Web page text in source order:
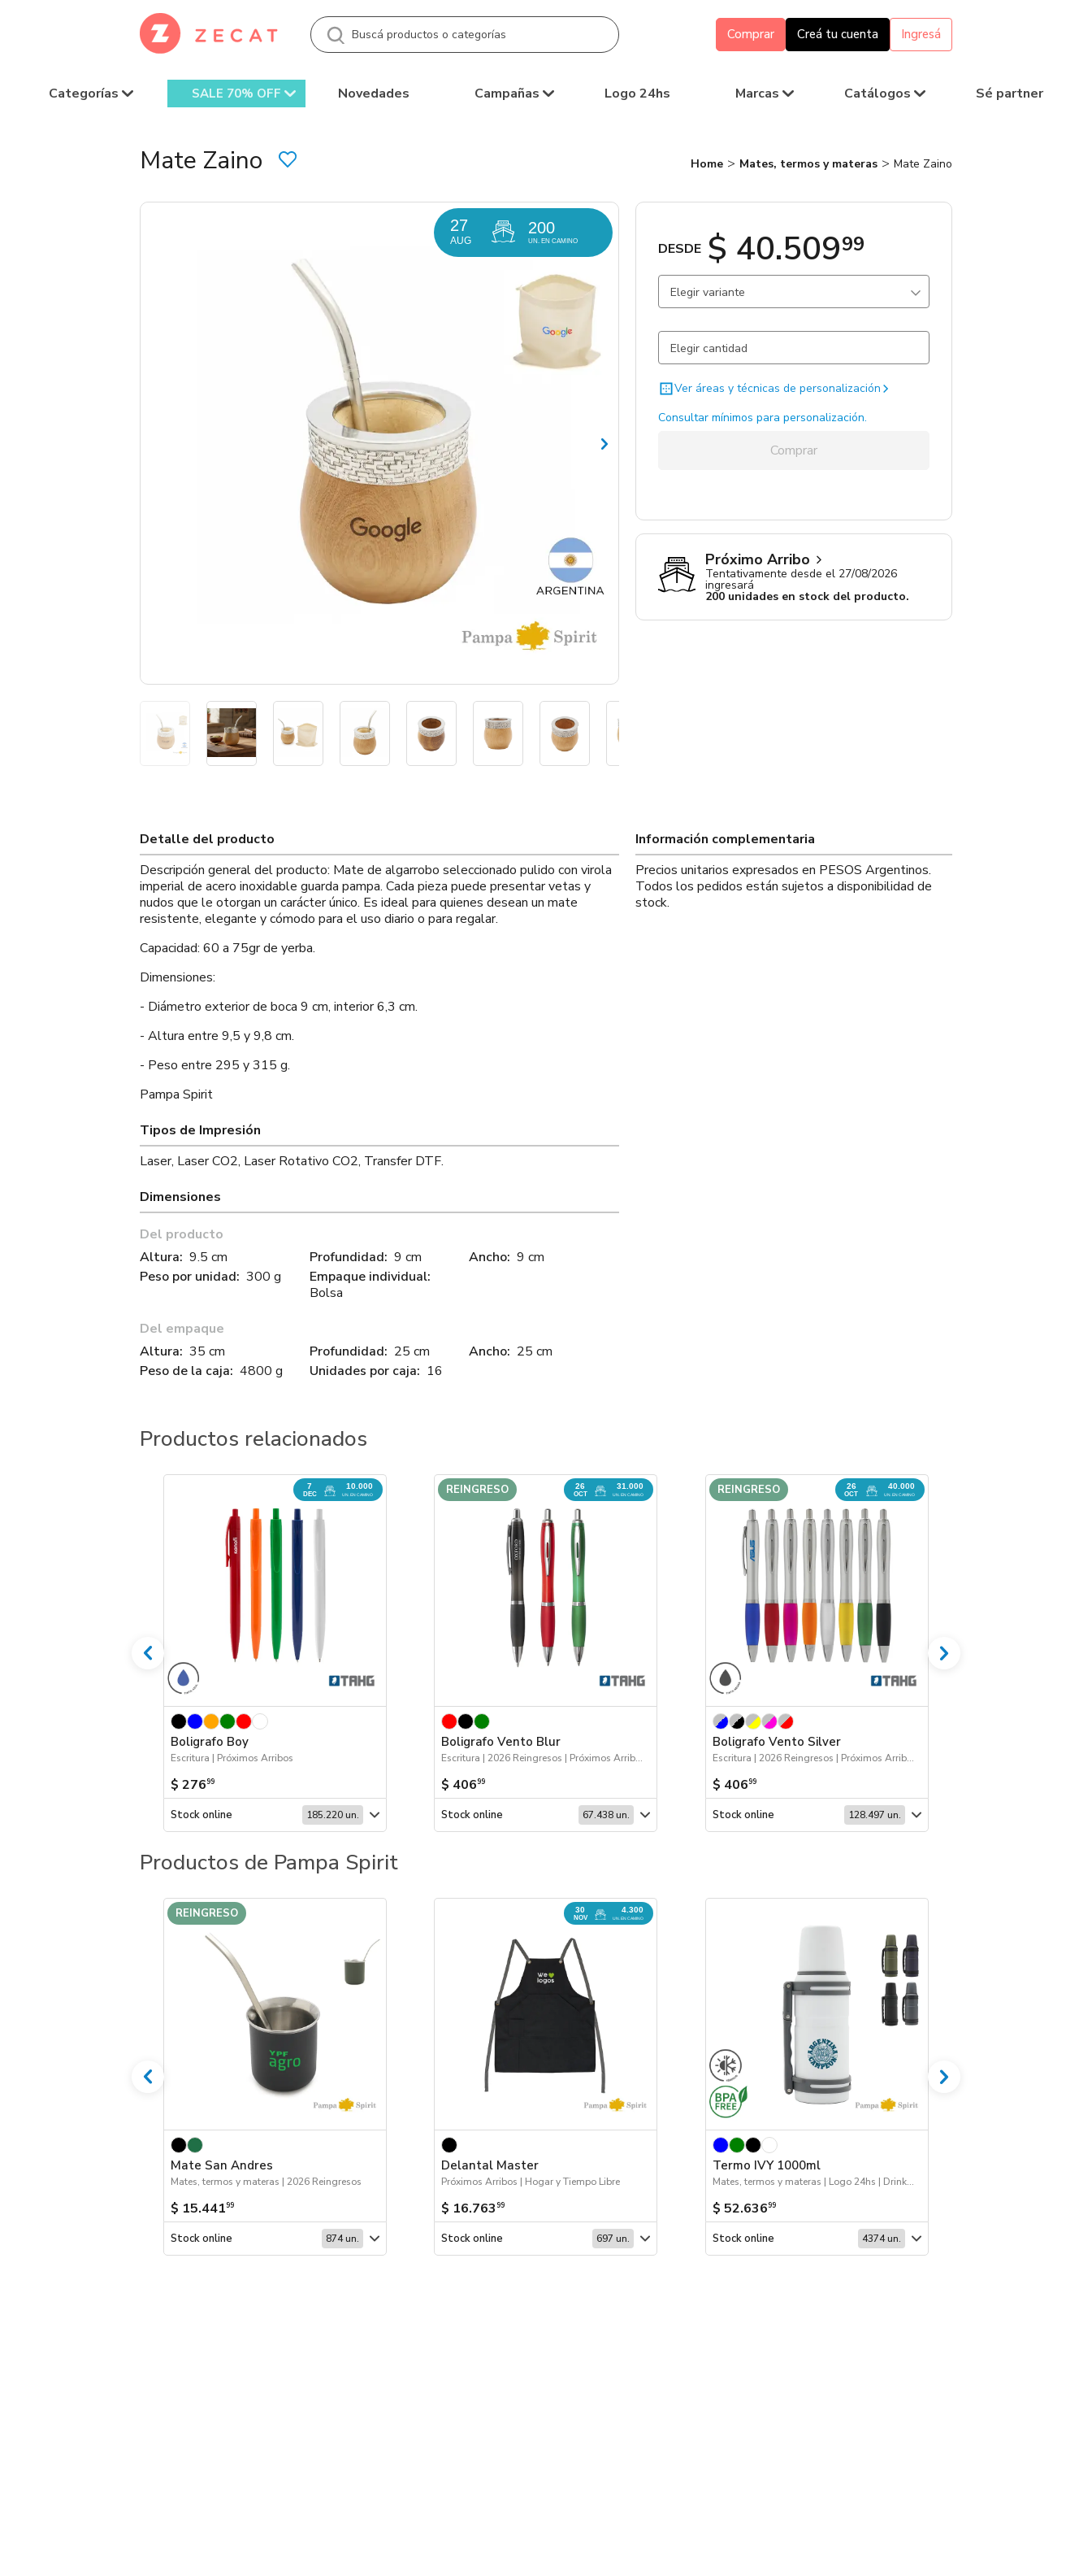
Comprar Creá tu cuenta Ingresá
Categorías SALE 70% OFF Novedades Campañas Logo 24hs Marcas Catálogos Sé partner
Mate Zaino Home Mates, termos y materas Mate Zaino
27
AUG
200
UN. EN CAMINO DESDE $ 40.50999
Elegir variante
Natural / Madera / . 29 un.
Ver áreas y técnicas de personalización
Consultar mínimos para personalización.
Comprar
Próximo Arribo
Tentativamente desde el 27/08/2026
ingresará
200 unidades en stock del producto.
Detalle del producto
Descripción general del producto: Mate de algarrobo seleccionado pulido con virola
imperial de acero inoxidable guarda pampa. Cada pieza puede presentar vetas y
nudos que le otorgan un carácter único. Es ideal para quienes desean un mate
resistente, elegante y cómodo para el uso diario o para regalar.
Capacidad: 60 a 75gr de yerba.
Dimensiones:
- Diámetro exterior de boca 9 cm, interior 6,3 cm.
- Altura entre 9,5 y 9,8 cm.
- Peso entre 295 y 315 g.
Pampa Spirit
Tipos de Impresión
Laser, Laser CO2, Laser Rotativo CO2, Transfer DTF.
Dimensiones
Del producto
Altura: 9.5 cm
Peso por unidad: 300 g
Profundidad: 9 cm
Empaque individual:
Bolsa
Ancho: 9 cm
Del empaque
Altura: 35 cm
Peso de la caja: 4800 g
Profundidad: 25 cm
Unidades por caja: 16
Ancho: 25 cm
Información complementaria
Precios unitarios expresados en PESOS Argentinos.
Todos los pedidos están sujetos a disponibilidad de
stock.
Productos relacionados
7
DEC
10.000
UN. EN CAMINO
Boligrafo Boy
Escritura | Próximos Arribos
$ 27699
Stock online 185.220 un.
26
OCT
31.000
UN. EN CAMINO
REINGRESO
Boligrafo Vento Blur
Escritura | 2026 Reingresos | Próximos Arribos
$ 40699
Stock online 67.438 un.
26
OCT
40.000
UN. EN CAMINO
REINGRESO
Boligrafo Vento Silver
Escritura | 2026 Reingresos | Próximos Arribos
$ 40699
Stock online 128.497 un.
Productos de Pampa Spirit
REINGRESO
Mate San Andres
Mates, termos y materas | 2026 Reingresos
$ 15.44199
Stock online 874 un.
30
NOV
4.300
UN. EN CAMINO
Delantal Master
Próximos Arribos | Hogar y Tiempo Libre
$ 16.763 99
Stock online 697 un.
Termo IVY 1000ml
Mates, termos y materas | Logo 24hs | Drinkware
$ 52.63699
Stock online 4374 un.